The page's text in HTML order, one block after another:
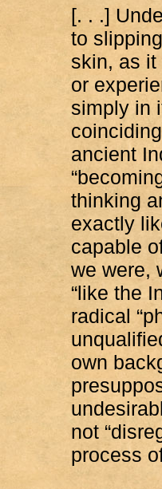
[. . .]
to
skin, as it
or
simply in
ancient
thinking
exactly
capable
we were,
“like the
radical
own
not
process